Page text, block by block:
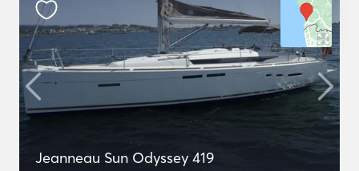
Jeanneau Sun Odyssey 419